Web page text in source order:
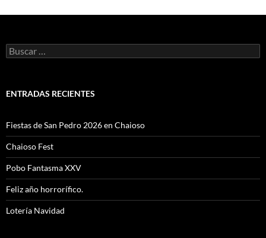
Buscar:
ENTRADAS RECIENTES
Fiestas de San Pedro 2026 en Chaioso
Chaioso Fest
Pobo Fantasma XXV
Feliz año horrorífico.
Lotería Navidad